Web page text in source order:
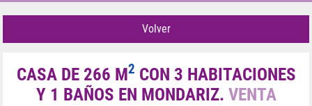
Volver
CASA DE 266 M2 CON 3 HABITACIONES
Y 1 BAÑOS EN MONDARIZ. VENTA